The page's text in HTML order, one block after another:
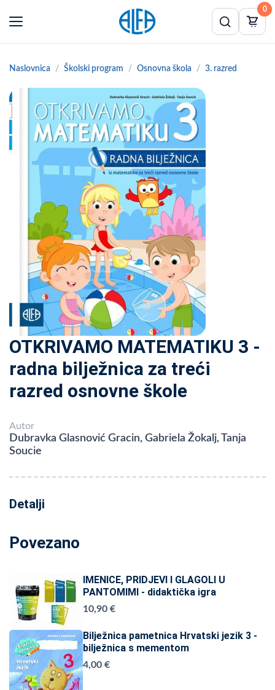
0
Naslovnica Školski program Osnovna škola 3. razred
OTKRIVAMO MATEMATIKU 3 -
radna bilježnica za treći
razred osnovne škole
Autor
Dubravka Glasnović Gracin, Gabriela Žokalj, Tanja
Soucie
Detalji
Povezano
IMENICE, PRIDJEVI I GLAGOLI U
PANTOMIMI - didaktička igra
10,90 €
Bilježnica pametnica Hrvatski jezik 3 -
bilježnica s mementom
4,00 €